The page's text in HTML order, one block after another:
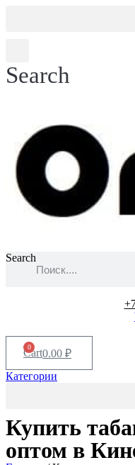
Search
Search
0.00 ₽
0
Cart
Категории
Купить
оптом в